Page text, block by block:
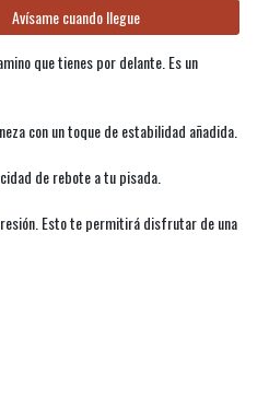
Avísame cuando llegue
que tienes por delante. Es un
con un toque de estabilidad añadida.
de rebote a tu pisada.
Esto te permitirá disfrutar de una